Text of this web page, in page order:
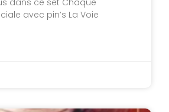
avec pin’s La Voie